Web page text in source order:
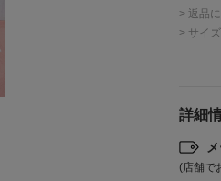
> 返品
> サイ
詳細
(店舗で